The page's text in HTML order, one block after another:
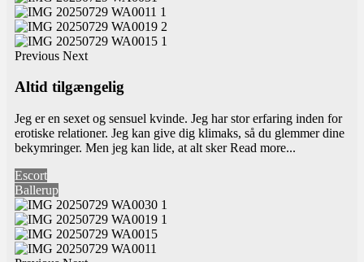
Previous Next
Altid tilgængelig
Jeg er en sexet og sensuel kvinde. Jeg har stor erfaring inden for
erotiske relationer. Jeg kan give dig klimaks, så du glemmer dine
bekymringer. Men jeg kan lide, at alt skerRead more...
Escort
Ballerup